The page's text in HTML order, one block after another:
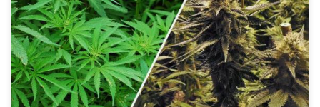
Poprawne dawkowanie produktów spożywczych z marihuaną.
Kiedy nauczysz się dekarboksylować marihuanę oraz wytwarzać
masło konopne, możesz zacząć wytwarzać własne produkty
spożywcze. Ale od początku – zanim przejdziemy dalej musimy
porozmawiać o tym jak je dawkować. Mimo, że nikt nigdy nie
umarł z powodu przedawkowania cannabis, wiele osób cierpiało
z powodu […]